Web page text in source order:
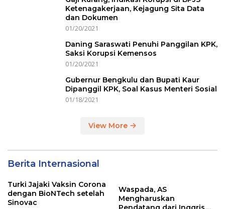
Ketenagakerjaan, Kejagung Sita Data
dan Dokumen
01/20/2021
Daning Saraswati Penuhi Panggilan KPK,
Saksi Korupsi Kemensos
01/20/2021
Gubernur Bengkulu dan Bupati Kaur
Dipanggil KPK, Soal Kasus Menteri Sosial
01/18/2021
View More
Berita Internasional
Turki Jajaki Vaksin Corona
dengan BioNTech setelah
Sinovac
Waspada, AS
Mengharuskan